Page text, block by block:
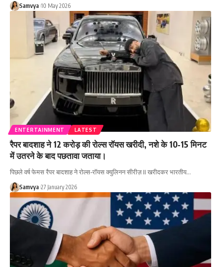
Samvya 10 May 2026
ENTERTAINMENT LATEST
रैपर बादशाह ने 12 करोड़ की रोल्स रॉयस खरीदी, नशे के 10‑15 मिनट
में उतरने के बाद पछतावा जताया।
पिछले वर्ष फेमस रैपर बादशाह ने रोल्स‑रॉयस क्युलिनन सीरीज़ II खरीदकर भारतीय…
Samvya 27 January 2026